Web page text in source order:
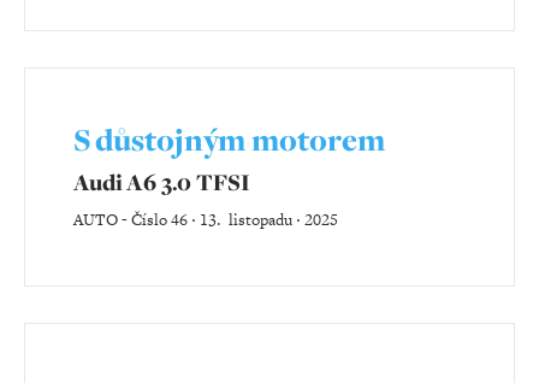
S důstojným motorem
Audi A6 3.0 TFSI
AUTO-Číslo 46 ‧ 13. listopadu ‧ 2025